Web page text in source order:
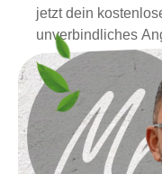
jetzt dein
unverbindliches